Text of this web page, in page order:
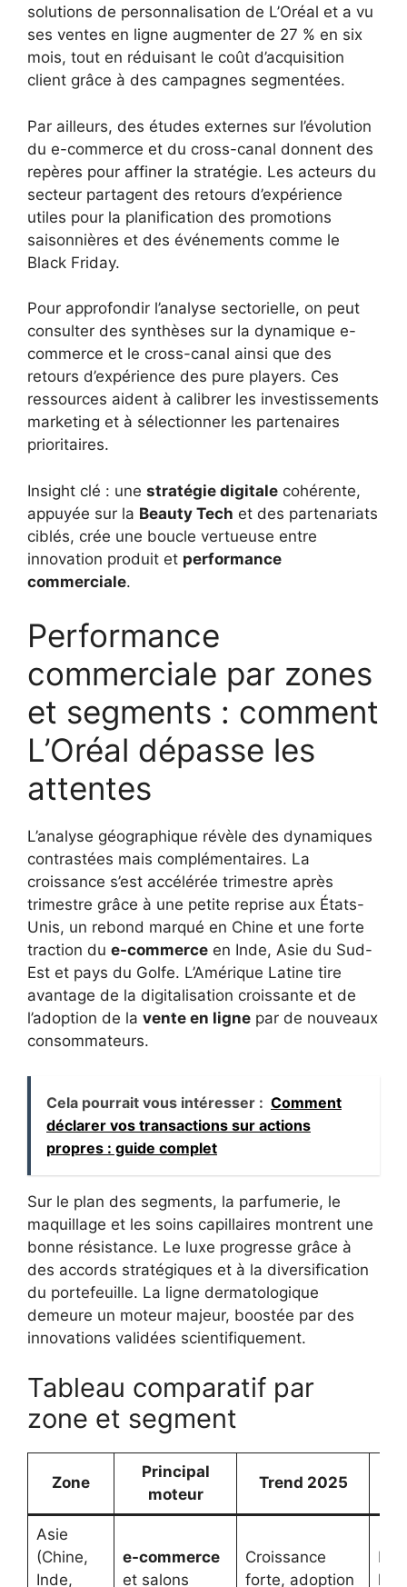
solutions de personnalisation de L’Oréal et a vu
ses ventes en ligne augmenter de 27 % en six
mois, tout en réduisant le coût d’acquisition
client grâce à des campagnes segmentées.
Par ailleurs, des études externes sur l’évolution
du e-commerce et du cross-canal donnent des
repères pour affiner la stratégie. Les acteurs du
secteur partagent des retours d’expérience
utiles pour la planification des promotions
saisonnières et des événements comme le
Black Friday.
Pour approfondir l’analyse sectorielle, on peut
consulter des synthèses sur la dynamique e-
commerce et le cross-canal ainsi que des
retours d’expérience des pure players. Ces
ressources aident à calibrer les investissements
marketing et à sélectionner les partenaires
prioritaires.
Insight clé : une stratégie digitale cohérente,
appuyée sur la Beauty Tech et des partenariats
ciblés, crée une boucle vertueuse entre
innovation produit et performance
commerciale.
Performance
commerciale par zones
et segments : comment
L’Oréal dépasse les
attentes
L’analyse géographique révèle des dynamiques
contrastées mais complémentaires. La
croissance s’est accélérée trimestre après
trimestre grâce à une petite reprise aux États-
Unis, un rebond marqué en Chine et une forte
traction du e-commerce en Inde, Asie du Sud-
Est et pays du Golfe. L’Amérique Latine tire
avantage de la digitalisation croissante et de
l’adoption de la vente en ligne par de nouveaux
consommateurs.
Cela pourrait vous intéresser : Comment
déclarer vos transactions sur actions
propres : guide complet
Sur le plan des segments, la parfumerie, le
maquillage et les soins capillaires montrent une
bonne résistance. Le luxe progresse grâce à
des accords stratégiques et à la diversification
du portefeuille. La ligne dermatologique
demeure un moteur majeur, boostée par des
innovations validées scientifiquement.
Tableau comparatif par
zone et segment
Zone
Principal
moteur
Trend 2025
Asie
(Chine,
Inde,
e-commerce
et salons
Croissance
forte, adoption